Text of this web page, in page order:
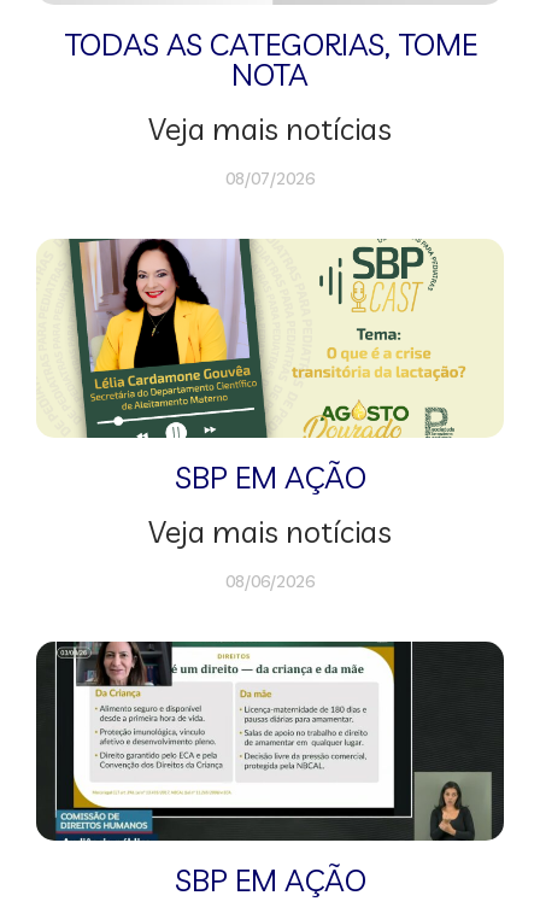
TODAS AS CATEGORIAS, TOME
NOTA
Veja mais notícias
08/07/2026
SBP EM AÇÃO
Veja mais notícias
08/06/2026
SBP EM AÇÃO